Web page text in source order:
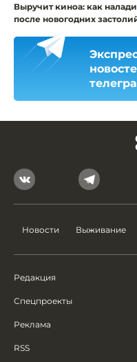
Выручит киноа: как
после новогодних
Новости Выживание
Редакция
Спецпроекты
Реклама
RSS